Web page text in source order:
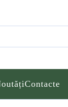
Contacte